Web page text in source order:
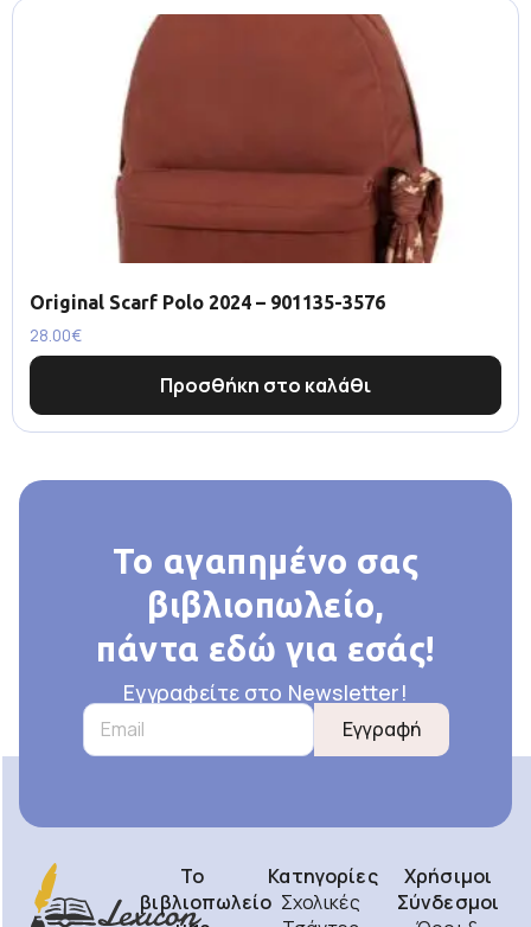
Original Scarf Polo 2024 – 901135-3576
28.00€
Προσθήκη στο καλάθι
Το αγαπημένο σας
βιβλιοπωλείο,
πάντα εδώ για εσάς!
Εγγραφείτε στο Newsletter!
Εγγραφή
Το
βιβλιοπωλείο
Κατηγορίες
Σχολικές
Χρήσιμοι
Σύνδεσμοι